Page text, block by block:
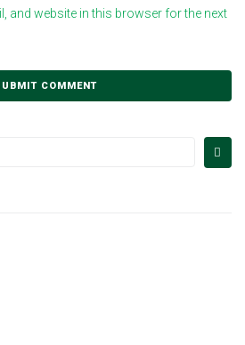
and website in this browser for the next